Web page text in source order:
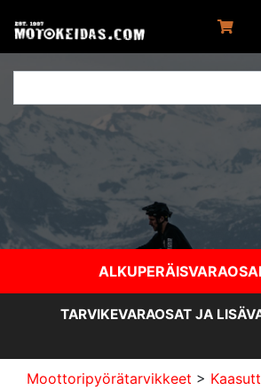
TARVIKEVARAOSAT JA
Moottoripyörätarvikkeet >